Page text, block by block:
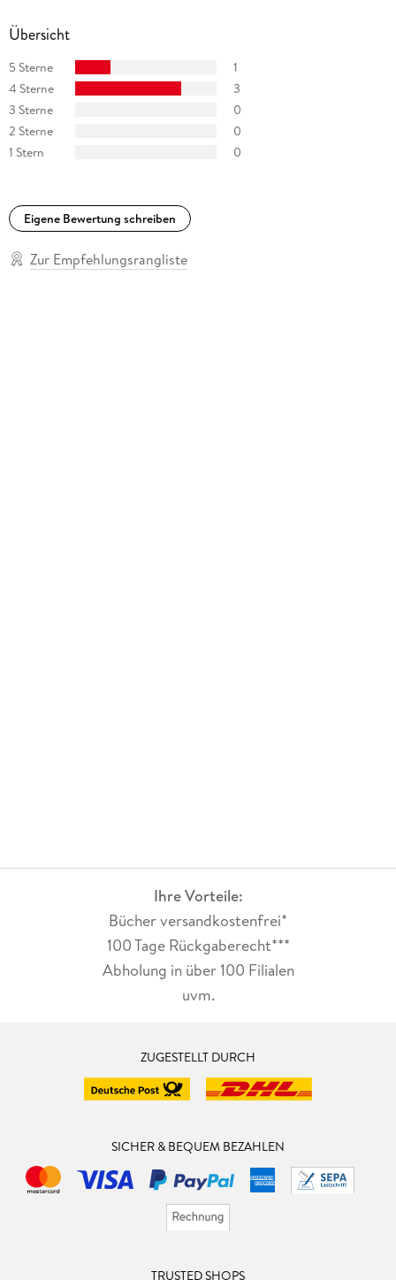
Übersicht
5 Sterne
1
4 Sterne
3
3 Sterne
0
2 Sterne
0
1 Stern
0
Eigene Bewertung schreiben
Zur Empfehlungsrangliste
Ihre Vorteile:
Bücher versandkostenfrei*
100 Tage Rückgaberecht***
Abholung in über 100 Filialen
uvm.
ZUGESTELLT DURCH
SICHER & BEQUEM BEZAHLEN
TRUSTED SHOPS